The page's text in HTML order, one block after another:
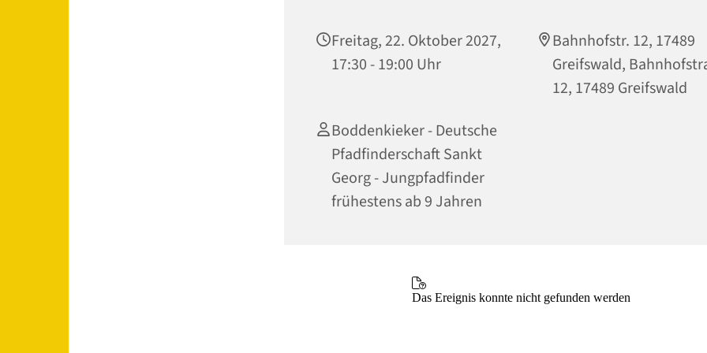
Freitag, 22. Oktober 2027,
17:30 - 19:00 Uhr
Bahnhofstr. 12, 17489
Greifswald,
12, 17489 Greifswald
Boddenkieker - Deutsche
Pfadfinderschaft Sankt
Georg - Jungpfadfinder
frühestens ab 9 Jahren